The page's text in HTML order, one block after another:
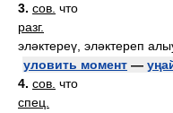
3. сов. что
разг.
эләктереү, эләктереп
уловить момент —
4. сов. что
спец.